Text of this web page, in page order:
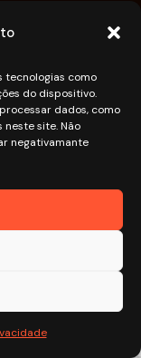
tecnologias como
do dispositivo.
dados, como
neste site. Não
negativamante